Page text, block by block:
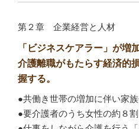
第２章 企業経営と人材
「ビジネスケアラー」が増
介護離職がもたらす経済的
握する。
●共働き世帯の増加に伴い家
●要介護者のうち女性の約８